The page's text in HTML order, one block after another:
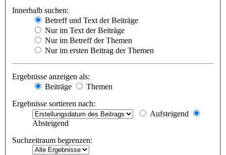
Innerhalb suchen:
Betreff und Text der Beiträge
Nur im Text der Beiträge
Nur im Betreff der Themen
Nur im ersten Beitrag der Themen
Ergebnisse anzeigen als:
Beiträge
Themen
Ergebnisse sortieren nach:
Aufsteigend
Absteigend
Suchzeitraum begrenzen: